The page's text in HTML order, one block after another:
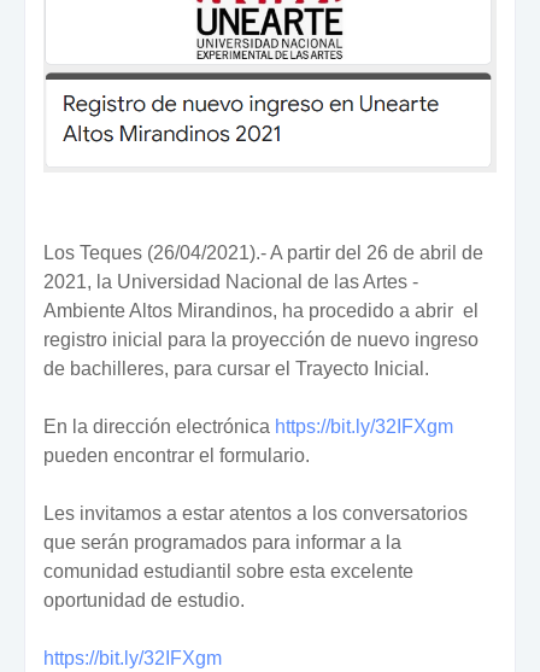
Los Teques (26/04/2021).- A partir del 26 de abril de
2021, la Universidad Nacional de las Artes -
Ambiente Altos Mirandinos, ha procedido a abrir el
registro inicial para la proyección de nuevo ingreso
de bachilleres, para cursar el Trayecto Inicial.
En la dirección electrónica https://bit.ly/32IFXgm
pueden encontrar el formulario.
Les invitamos a estar atentos a los conversatorios
que serán programados para informar a la
comunidad estudiantil sobre esta excelente
oportunidad de estudio.
https://bit.ly/32IFXgm